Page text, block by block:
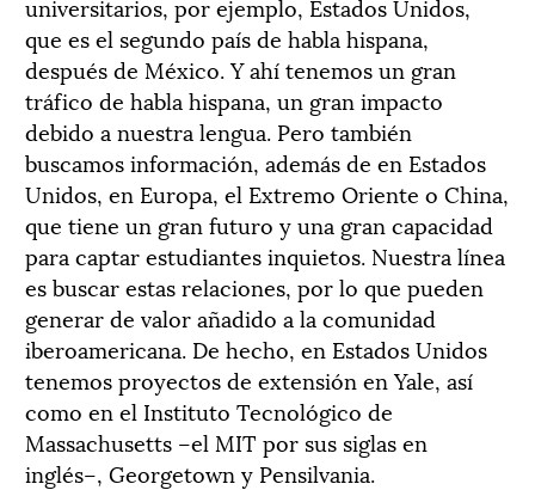
universitarios, por ejemplo, Estados Unidos,
que es el segundo país de habla hispana,
después de México. Y ahí tenemos un gran
tráfico de habla hispana, un gran impacto
debido a nuestra lengua. Pero también
buscamos información, además de en Estados
Unidos, en Europa, el Extremo Oriente o China,
que tiene un gran futuro y una gran capacidad
para captar estudiantes inquietos. Nuestra línea
es buscar estas relaciones, por lo que pueden
generar de valor añadido a la comunidad
iberoamericana. De hecho, en Estados Unidos
tenemos proyectos de extensión en Yale, así
como en el Instituto Tecnológico de
Massachusetts –el MIT por sus siglas en
inglés–, Georgetown y Pensilvania.